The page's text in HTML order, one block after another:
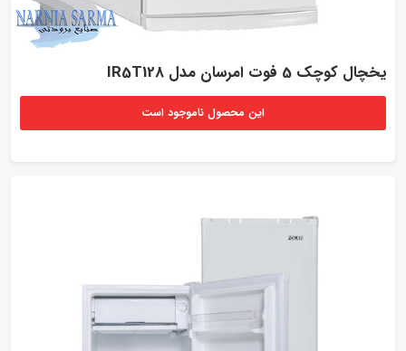
یخچال کوچک 5 فوت امرسان مدل IR5T128
این محصول ناموجود است